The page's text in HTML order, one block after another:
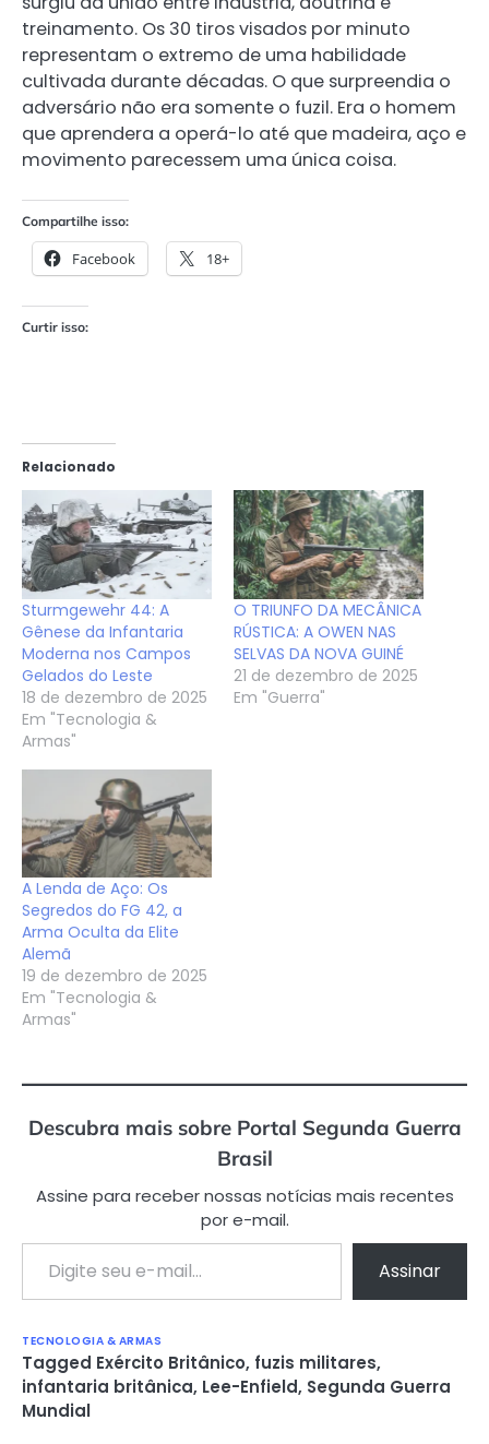
treinamento. Os 30 tiros visados por minuto
representam o extremo de uma habilidade
cultivada durante décadas. O que surpreendia o
adversário não era somente o fuzil. Era o homem
que aprendera a operá-lo até que madeira, aço e
movimento parecessem uma única coisa.
Compartilhe isso:
Facebook 18+
Curtir isso:
Relacionado
Sturmgewehr 44: A
Gênese da Infantaria
Moderna nos Campos
Gelados do Leste
18 de dezembro de 2025
Em "Tecnologia &
Armas"
O TRIUNFO DA MECÂNICA
RÚSTICA: A OWEN NAS
SELVAS DA NOVA GUINÉ
21 de dezembro de 2025
Em "Guerra"
A Lenda de Aço: Os
Segredos do FG 42, a
Arma Oculta da Elite
Alemã
19 de dezembro de 2025
Em "Tecnologia &
Armas"
Descubra mais sobre Portal Segunda Guerra
Brasil
Assine para receber nossas notícias mais recentes
por e-mail.
Digite seu e-mail…
Assinar
TECNOLOGIA & ARMAS
Tagged Exército Britânico, fuzis militares,
infantaria britânica, Lee-Enfield, Segunda Guerra
Mundial